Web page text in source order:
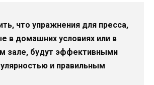
что упражнения для пресса,
в домашних условиях или в
зале, будут эффективными
и правильным